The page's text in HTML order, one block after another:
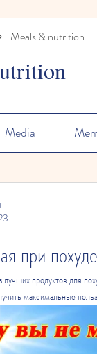
Meals & nutrition
Media
при
продуктов для
максимальные